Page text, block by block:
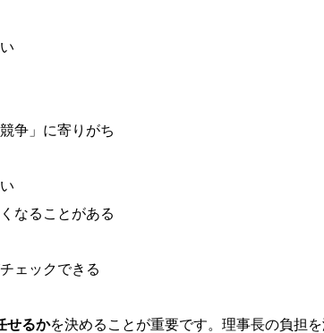
争」に寄りがち
なることがある
ェックできる
せるかを決めることが重要です。理事長の負担